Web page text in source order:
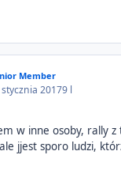
Member
20179 l
w inne osoby, rally
jjest sporo ludzi,